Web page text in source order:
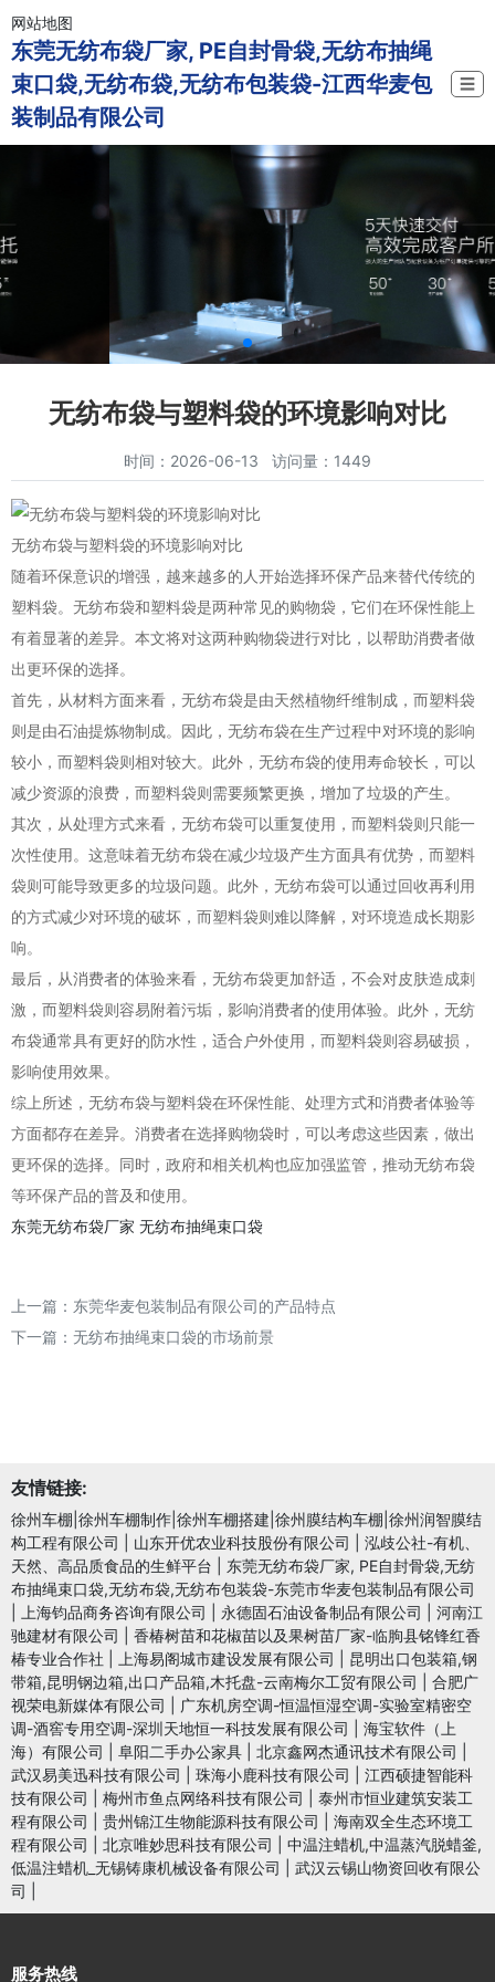
网站地图
东莞无纺布袋厂家, PE自封骨袋,无纺布抽绳
束口袋,无纺布袋,无纺布包装袋-江西华麦包
装制品有限公司
☰
无纺布袋与塑料袋的环境影响对比
时间：2026-06-13 访问量：1449
无纺布袋与塑料袋的环境影响对比
随着环保意识的增强，越来越多的人开始选择环保产品来替代传统的
塑料袋。无纺布袋和塑料袋是两种常见的购物袋，它们在环保性能上
有着显著的差异。本文将对这两种购物袋进行对比，以帮助消费者做
出更环保的选择。
首先，从材料方面来看，无纺布袋是由天然植物纤维制成，而塑料袋
则是由石油提炼物制成。因此，无纺布袋在生产过程中对环境的影响
较小，而塑料袋则相对较大。此外，无纺布袋的使用寿命较长，可以
减少资源的浪费，而塑料袋则需要频繁更换，增加了垃圾的产生。
其次，从处理方式来看，无纺布袋可以重复使用，而塑料袋则只能一
次性使用。这意味着无纺布袋在减少垃圾产生方面具有优势，而塑料
袋则可能导致更多的垃圾问题。此外，无纺布袋可以通过回收再利用
的方式减少对环境的破坏，而塑料袋则难以降解，对环境造成长期影
响。
最后，从消费者的体验来看，无纺布袋更加舒适，不会对皮肤造成刺
激，而塑料袋则容易附着污垢，影响消费者的使用体验。此外，无纺
布袋通常具有更好的防水性，适合户外使用，而塑料袋则容易破损，
影响使用效果。
综上所述，无纺布袋与塑料袋在环保性能、处理方式和消费者体验等
方面都存在差异。消费者在选择购物袋时，可以考虑这些因素，做出
更环保的选择。同时，政府和相关机构也应加强监管，推动无纺布袋
等环保产品的普及和使用。
东莞无纺布袋厂家 无纺布抽绳束口袋
上一篇： 东莞华麦包装制品有限公司的产品特点
下一篇： 无纺布抽绳束口袋的市场前景
友情链接:
徐州车棚|徐州车棚制作|徐州车棚搭建|徐州膜结构车棚|徐州润智膜结
构工程有限公司
山东开优农业科技股份有限公司
泓歧公社-有机、
天然、高品质食品的生鲜平台
东莞无纺布袋厂家, PE自封骨袋,无纺
布抽绳束口袋,无纺布袋,无纺布包装袋-东莞市华麦包装制品有限公司
上海钧品商务咨询有限公司 永德固石油设备制品有限公司
河南江
驰建材有限公司
香椿树苗和花椒苗以及果树苗厂家-临朐县铭锋红香
椿专业合作社
上海易阁城市建设发展有限公司
昆明出口包装箱,钢
带箱,昆明钢边箱,出口产品箱,木托盘-云南梅尔工贸有限公司
合肥广
视荣电新媒体有限公司
广东机房空调-恒温恒湿空调-实验室精密空
调-酒窖专用空调-深圳天地恒一科技发展有限公司
海宝软件（上
海）有限公司
阜阳二手办公家具 北京鑫网杰通讯技术有限公司
武汉易美迅科技有限公司
珠海小鹿科技有限公司
江西硕捷智能科
技有限公司
梅州市鱼点网络科技有限公司
泰州市恒业建筑安装工
程有限公司
贵州锦江生物能源科技有限公司
海南双全生态环境工
程有限公司
北京唯妙思科技有限公司
中温注蜡机,中温蒸汽脱蜡釜,
低温注蜡机_无锡铸康机械设备有限公司
武汉云锡山物资回收有限公
司
服务热线